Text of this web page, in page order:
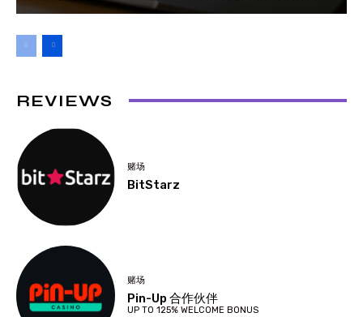
REVIEWS
赌场
BitStarz
赌场
Pin-Up 合作伙伴
UP TO 125% WELCOME BONUS